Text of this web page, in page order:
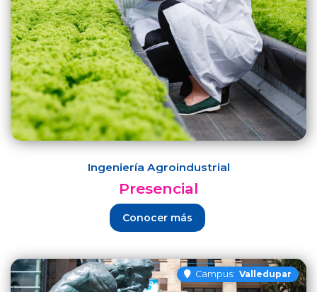
Ingeniería Agroindustrial
Presencial
Conocer más
Campus: Valledupar